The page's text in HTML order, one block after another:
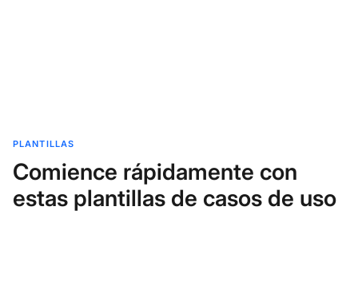
PLANTILLAS
Comience rápidamente con
estas plantillas de casos de uso